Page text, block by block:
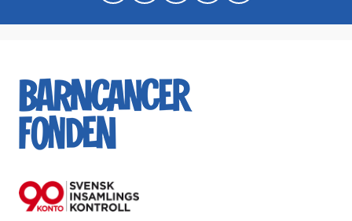
a
e
b
k
w
t
t
i
k
e
a